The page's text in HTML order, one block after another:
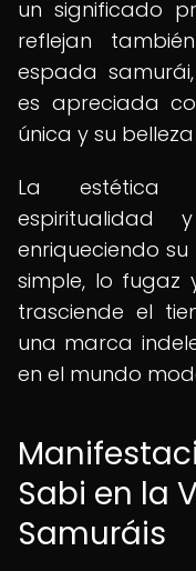
un significado
reflejan
espada
es apreciada
única y su
La estética
enriqueciendo
simple, lo fugaz
trasciende el
una marca
en el mundo
Sabi en la
Samuráis